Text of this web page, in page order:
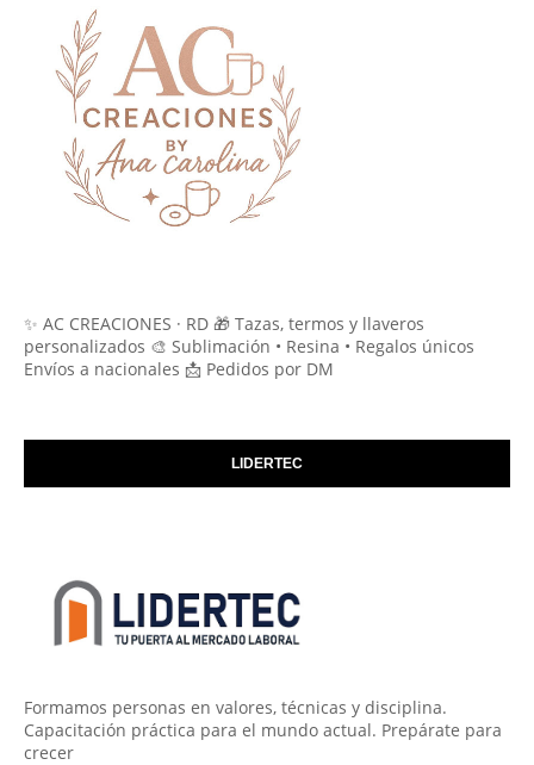
✨ AC CREACIONES · RD 🎁 Tazas, termos y llaveros
personalizados 🎨 Sublimación • Resina • Regalos únicos
Envíos a nacionales 📩 Pedidos por DM
LIDERTEC
Formamos personas en valores, técnicas y disciplina.
Capacitación práctica para el mundo actual. Prepárate para
crecer